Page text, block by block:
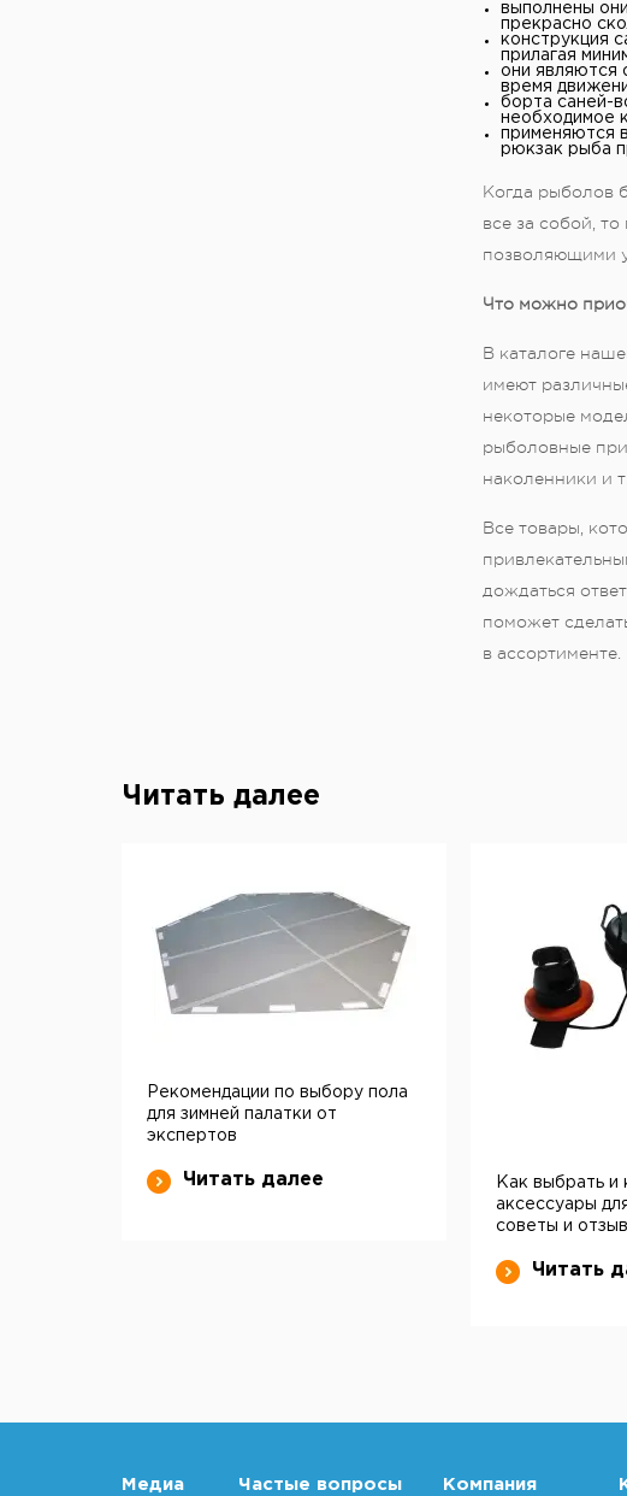
выполнены
прекрасно
конструкция
прилагая
они являются
время
борта саней-
необходимое
применяются
рюкзак рыба
Когда рыболов
все за собой,
позволяющими
Что можно
В каталоге
имеют
некоторые
рыболовные
наколенники и
Все товары,
дождаться
поможет
в ассортименте.
Читать далее
Рекомендации по выбору пола
для зимней палатки от
экспертов
Читать далее
Как выбрать и
аксессуары
советы и
Читать
Медиа Частые вопросы Компания